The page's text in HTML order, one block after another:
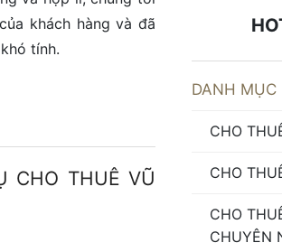
khách hàng và đã
tính.
CHO THUÊ VŨ
DANH MỤC
CHO
CHO
CHO
CHUYÊN